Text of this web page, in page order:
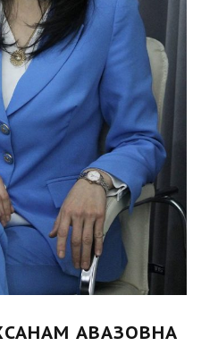
АВАЗОВНА